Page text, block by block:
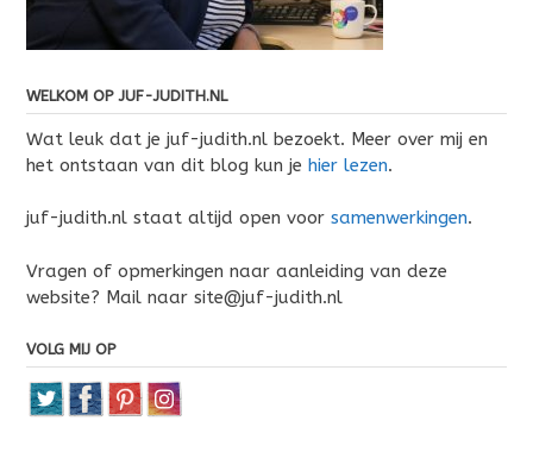
WELKOM OP JUF-JUDITH.NL
Wat leuk dat je juf-judith.nl bezoekt. Meer over mij en
het ontstaan van dit blog kun je hier lezen.
juf-judith.nl staat altijd open voor samenwerkingen.
Vragen of opmerkingen naar aanleiding van deze
website? Mail naar site@juf-judith.nl
VOLG MIJ OP